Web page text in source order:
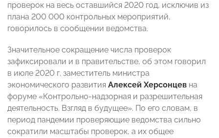
проверок на весь оставшийся 2020 год, исключив из
плана 200 000 контрольных мероприятий,
говорилось в сообщении ведомства.
Значительное сокращение числа проверок
зафиксировали и в правительстве, об этом говорил
в июле 2020 г. заместитель министра
экономического развития Алексей Херсонцев на
форуме «Контрольно-надзорная и разрешительная
деятельность. Взгляд в будущее». По его словам, в
период пандемии проверяющие ведомства сильно
сократили масштабы проверок, а их общее